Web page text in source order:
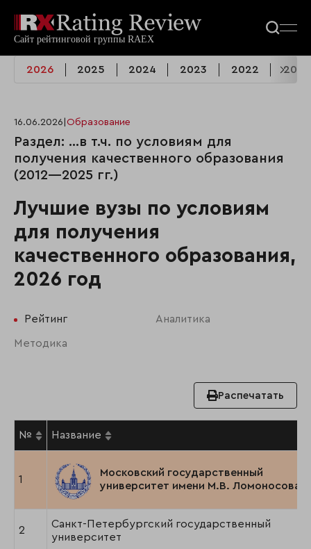
2026 2025 2024 2023 2022 2021
16.06.2026 Образование
Раздел: …в т.ч. по условиям для
получения качественного образования
(2012—2025 гг.)
Лучшие вузы по условиям
для получения
качественного образования,
2026 год
Рейтинг Аналитика
Методика
Распечатать
№ Название
1
Московский государственный
университет имени М.В. Ломоносова
2
Санкт-Петербургский государственный
университет